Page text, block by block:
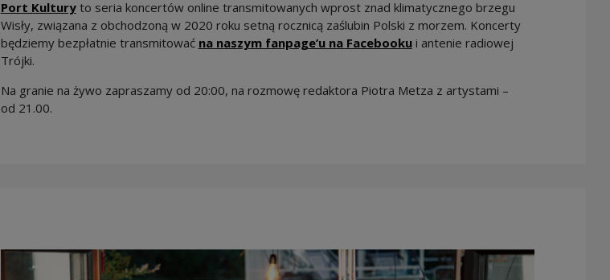
Port Kulturyto seria koncertów online transmitowanych wprost znad klimatycznego brzegu
Wisły, związana z obchodzoną w 2020 roku setną rocznicą zaślubin Polski z morzem. Koncerty
będziemy bezpłatnie transmitować na naszym fanpage’u na FacebookuNote, the link will open in a new
i antenie radiowej
Trójki.
Na granie na żywo zapraszamy od 20:00, na rozmowę redaktora Piotra Metza z artystami –
od 21.00.